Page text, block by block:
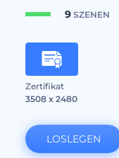
9SZENEN
Zertifikat
3508 x 2480
LOSLEGEN